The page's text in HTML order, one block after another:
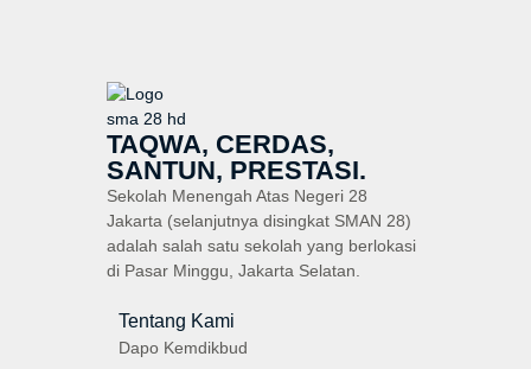
TAQWA, CERDAS,
SANTUN, PRESTASI.
Sekolah Menengah Atas Negeri 28
Jakarta (selanjutnya disingkat SMAN 28)
adalah salah satu sekolah yang berlokasi
di Pasar Minggu, Jakarta Selatan.
Tentang Kami
Dapo Kemdikbud